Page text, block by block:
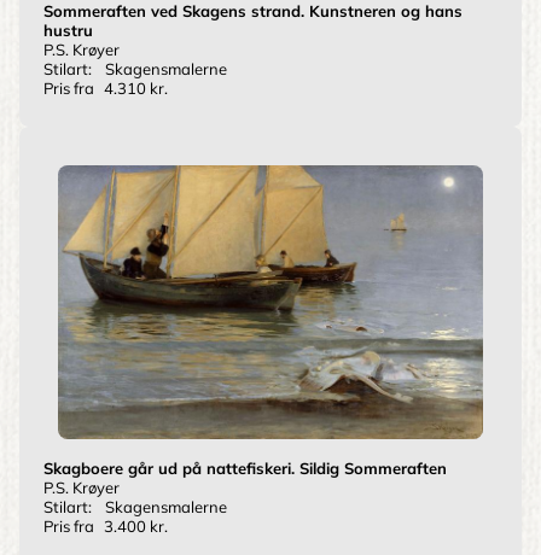
Sommeraften ved Skagens strand. Kunstneren og hans
hustru
P.S. Krøyer
Stilart:
Skagensmalerne
Pris fra 4.310 kr.
Skagboere går ud på nattefiskeri. Sildig Sommeraften
P.S. Krøyer
Stilart:
Skagensmalerne
Pris fra 3.400 kr.